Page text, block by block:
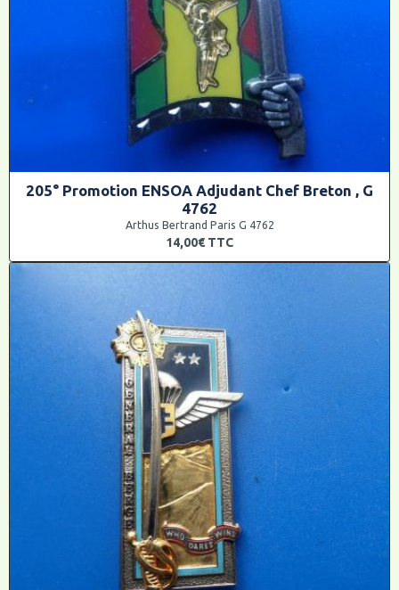
205° Promotion ENSOA Adjudant Chef Breton , G
4762
Arthus Bertrand Paris G 4762
14,00€ TTC